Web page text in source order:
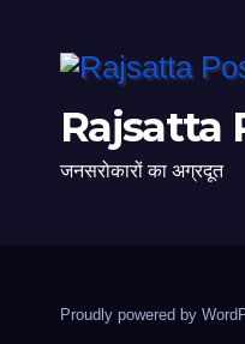
Rajsatta
जनसरोकारों का अग्रदूत
Proudly powered by